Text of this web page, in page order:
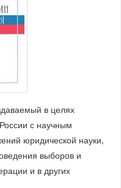
в целях
с научным
юридической науки,
выборов и
и в других